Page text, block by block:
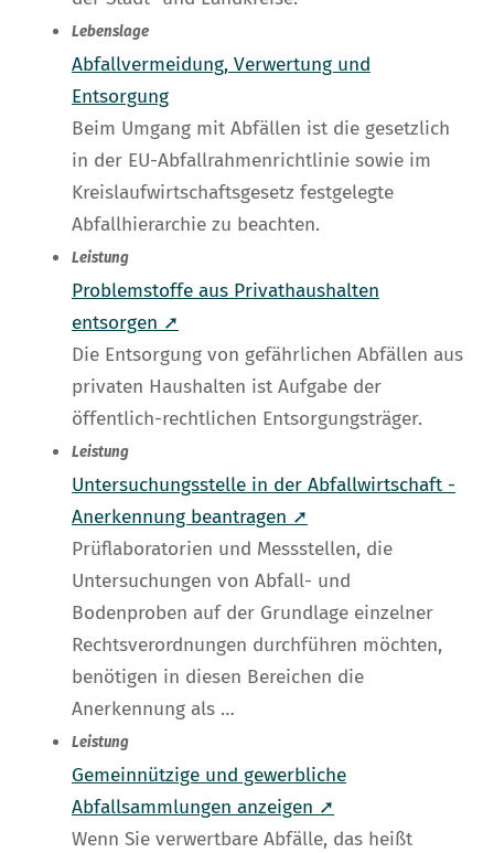
Lebenslage
Abfallvermeidung, Verwertung und
Entsorgung
Beim Umgang mit Abfällen ist die gesetzlich
in der EU-Abfallrahmenrichtlinie sowie im
Kreislaufwirtschaftsgesetz festgelegte
Abfallhierarchie zu beachten.
Leistung
Problemstoffe aus Privathaushalten
entsorgen ➚
Die Entsorgung von gefährlichen Abfällen aus
privaten Haushalten ist Aufgabe der
öffentlich-rechtlichen Entsorgungsträger.
Leistung
Untersuchungsstelle in der Abfallwirtschaft -
Anerkennung beantragen ➚
Prüflaboratorien und Messstellen, die
Untersuchungen von Abfall- und
Bodenproben auf der Grundlage einzelner
Rechtsverordnungen durchführen möchten,
benötigen in diesen Bereichen die
Anerkennung als …
Leistung
Gemeinnützige und gewerbliche
Abfallsammlungen anzeigen ➚
Wenn Sie verwertbare Abfälle, das heißt